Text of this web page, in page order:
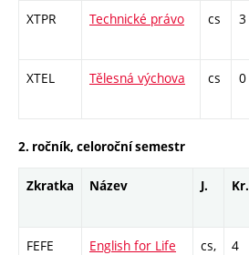
XTPR Technické právo cs 3
XTEL Tělesná výchova cs 0
2. ročník, celoroční semestr
Zkratka Název J. Kr.
FEFE English for Life
cs,
4